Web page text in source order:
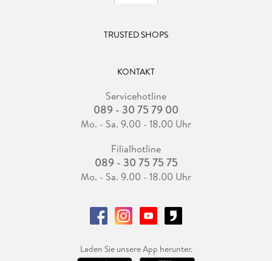
TRUSTED SHOPS
KONTAKT
Servicehotline
089 - 30 75 79 00
Mo. - Sa. 9.00 - 18.00 Uhr
Filialhotline
089 - 30 75 75 75
Mo. - Sa. 9.00 - 18.00 Uhr
Laden Sie unsere App herunter.